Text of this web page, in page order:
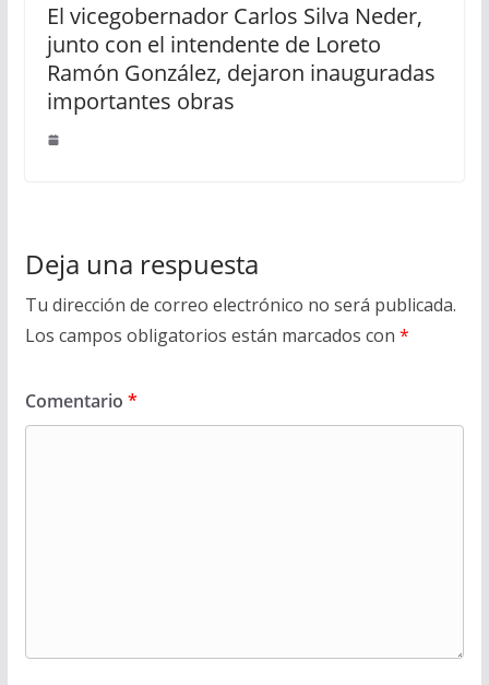
El vicegobernador Carlos Silva Neder,
junto con el intendente de Loreto
Ramón González, dejaron inauguradas
importantes obras
Deja una respuesta
Tu dirección de correo electrónico no será publicada.
Los campos obligatorios están marcados con *
Comentario *